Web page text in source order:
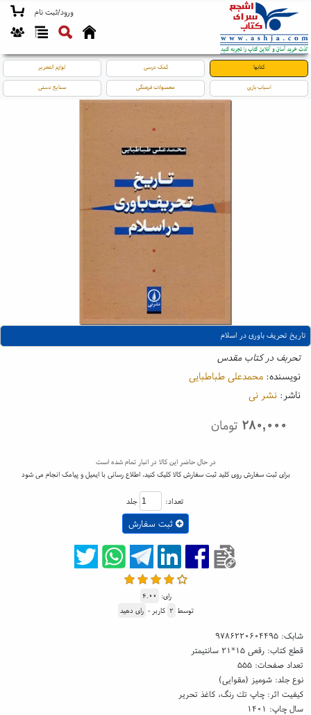
ورود/ثبت نام
کتابها کمک درسی لوازم التحریر
اسباب بازی محصولات فرهنگی صنایع دستی
تاریخ تحریف باوری در اسلام
تحربف در کتاب مقدس
نویسنده: محمدعلی طباطبایی
ناشر: نشر نی
۲۸۰,۰۰۰ تومان
در حال حاضر این کالا در انبار تمام شده است
برای ثبت سفارش روی کلید ثبت سفارش کالا کلیک کنید، اطلاع رسانی با ایمیل و پیامک انجام می شود
تعداد: جلد
ثبت سفارش
رای: ۴.۰۰
توسط ۲ کاربر - رای دهید
شابک:۹۷۸۶۲۲۰۶۰۴۴۹۵
قطع کتاب: رقعی ۱۵*۲۱ سانتیمتر
تعداد صفحات: ۵۵۵
نوع جلد: شومیز (مقوایی)
کیفیت اثر: چاپ تك رنگ، کاغذ تحریر
سال چاپ: ۱۴۰۱